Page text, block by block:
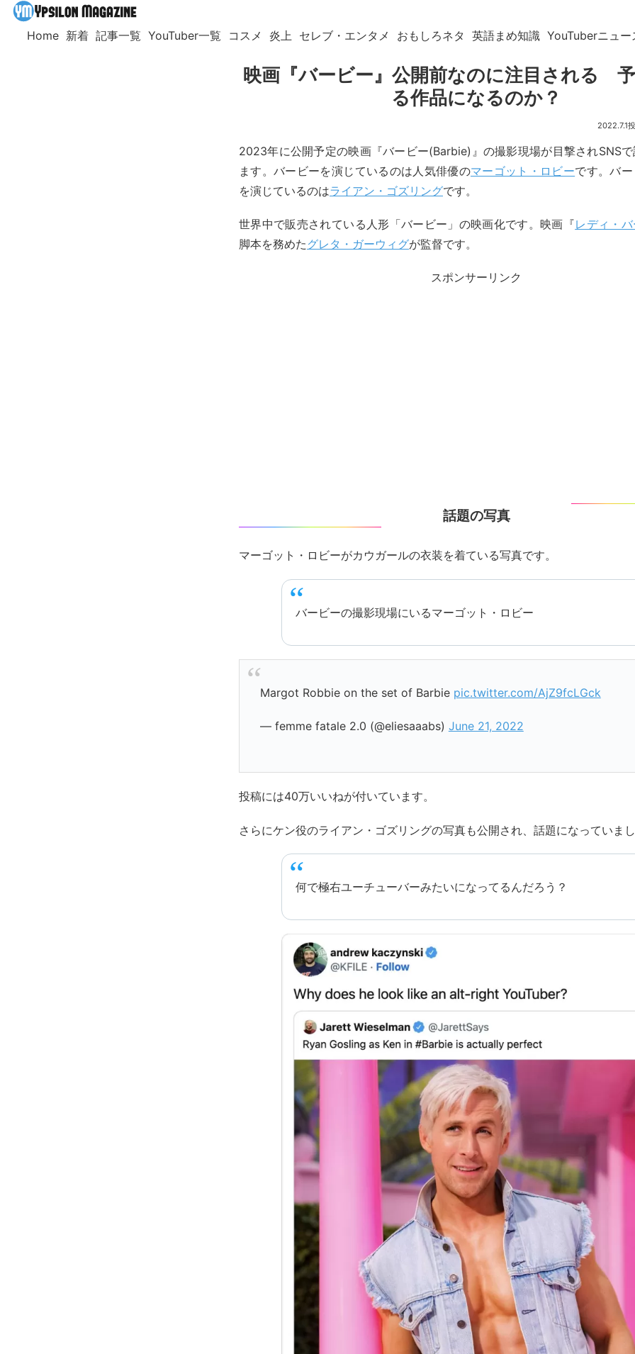
Home 新着 記事一覧 YouTuber一覧 コスメ 炎上 セレブ・エンタメ おもしろネタ 英語まめ知識 YouTuberニュー
映画『バービー』公開前なのに注目される
る作品になるのか？
2022.7.1
2023年に公開予定の映画『バービー(Barbie)』の撮影現場が目撃されSNS
ます。バービーを演じているのは人気俳優のマーゴット・ロビーです。バ
を演じているのはライアン・ゴズリングです。
世界中で販売されている人形「バービー」の映画化です。映画『レディ・
脚本を務めたグレタ・ガーウィグが監督です。
スポンサーリンク
話題の写真
マーゴット・ロビーがカウガールの衣装を着ている写真です。
バービーの撮影現場にいるマーゴット・ロビー
Margot Robbie on the set of Barbie pic.twitter.com/AjZ9fcLGck
— femme fatale 2.0 (@eliesaaabs) June 21, 2022
投稿には40万いいねが付いています。
さらにケン役のライアン・ゴズリングの写真も公開され、話題になっていま
何で極右ユーチューバーみたいになってるんだろう？